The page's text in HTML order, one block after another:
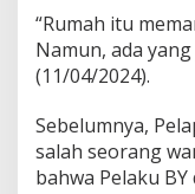
“Rumah itu
Namun, ada
(11/04/2024).
Sebelumnya,
salah seorang
bahwa Pelaku